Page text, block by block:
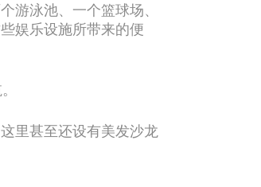
游泳池、一个篮球场、
娱乐设施所带来的便
里甚至还设有美发沙龙